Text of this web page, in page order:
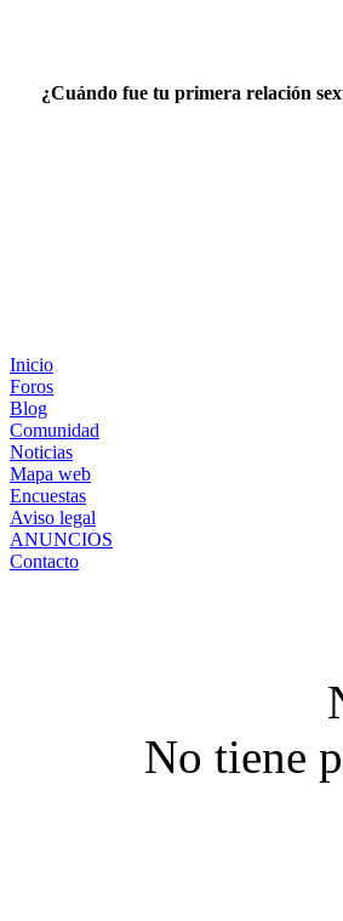
¿Cuándo fue tu primera relación
Inicio
Foros
Blog
Comunidad
Noticias
Mapa web
Encuestas
Aviso legal
ANUNCIOS
Contacto
No tiene